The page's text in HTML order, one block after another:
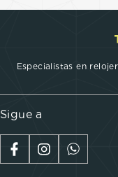
Especialistas en
Sigue a